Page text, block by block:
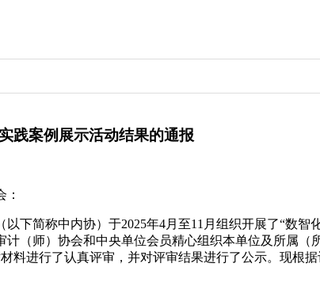
践案例展示活动结果的通报
下简称中内协）于2025年4月至11月组织开展了“数
（师）协会和中央单位会员精心组织本单位及所属
料进行了认真评审，并对评审结果进行了公示。现根